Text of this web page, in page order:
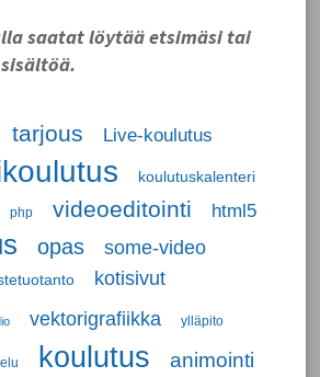
saatat löytää etsimäsi tai
tarjous
Live-koulutus
koulutuskalenteri
php videoeditointi html5
opas
some-video
kotisivut
vektorigrafiikka ylläpito
koulutus animointi